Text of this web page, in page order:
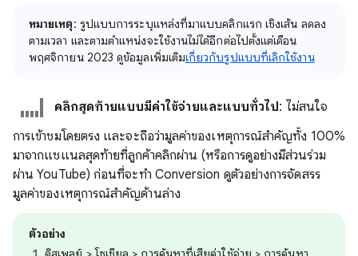
หมายเหตุ: รูปแบบการระบุแหล่งที่มาแบบคลิกแรก เชิงเส้น ลดลง
ตามเวลา และตามตำแหน่งจะใช้งานไม่ได้อีกต่อไปตั้งแต่เดือน
พฤศจิกายน 2023 ดูข้อมูลเพิ่มเติมเกี่ยวกับรูปแบบที่เลิกใช้งาน
คลิกสุดท้ายแบบมีค่าใช้จ่ายและแบบทั่วไป: ไม่สนใจ
การเข้าชมโดยตรง และจะถือว่ามูลค่าของเหตุการณ์สำคัญทั้ง 100%
มาจากแชแนลสุดท้ายที่ลูกค้าคลิกผ่าน (หรือการดูอย่างมีส่วนร่วม
ผ่าน YouTube) ก่อนที่จะทำ Conversion ดูตัวอย่างการจัดสรร
มูลค่าของเหตุการณ์สำคัญด้านล่าง
ตัวอย่าง